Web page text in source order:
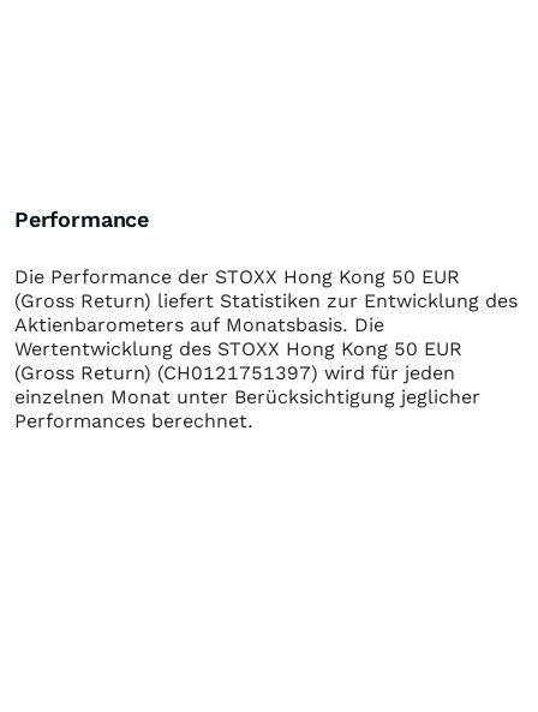
Performance
Die Performance der STOXX Hong Kong 50 EUR
(Gross Return) liefert Statistiken zur Entwicklung des
Aktienbarometers auf Monatsbasis. Die
Wertentwicklung des STOXX Hong Kong 50 EUR
(Gross Return) (CH0121751397) wird für jeden
einzelnen Monat unter Berücksichtigung jeglicher
Performances berechnet.